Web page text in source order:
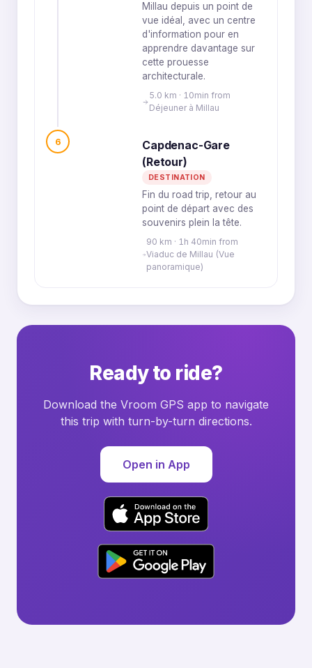
Millau depuis un point de
vue idéal, avec un centre
d'information pour en
apprendre davantage sur
cette prouesse
architecturale.
5.0 km · 10min from
Déjeuner à Millau
6
Capdenac-Gare
(Retour)
DESTINATION
Fin du road trip, retour au
point de départ avec des
souvenirs plein la tête.
90 km · 1h 40min from
Viaduc de Millau (Vue
panoramique)
Ready to ride?
Download the Vroom GPS app to navigate
this trip with turn-by-turn directions.
Open in App